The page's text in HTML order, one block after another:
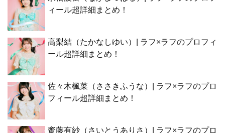
ィール超詳細まとめ！
高梨結（たかなしゆい）| ラフ×ラフのプロフィ
ール超詳細まとめ！
佐々木楓菜（ささきふうな）| ラフ×ラフのプロ
フィール超詳細まとめ！
齋藤有紗（さいとうありさ）| ラフ×ラフのプロ